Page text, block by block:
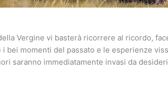
Vergine vi basterà ricorrere al ricordo,
bei momenti del passato e le esperienze
saranno immediatamente invasi da